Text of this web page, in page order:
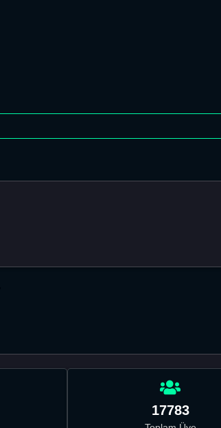
17783